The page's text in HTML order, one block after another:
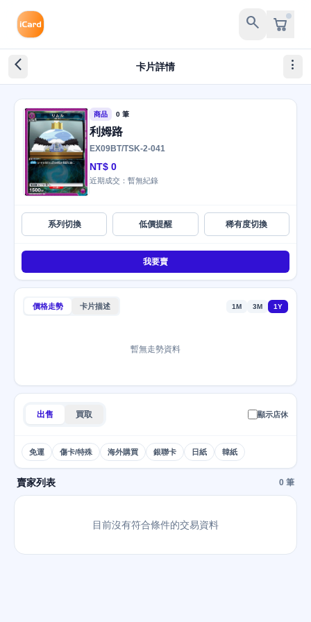
search
arrow_back_ios_new 卡片詳情 more_vert
商品 0 筆
利姆路
EX09BT/TSK-2-041
NT$ 0
近期成交：暫無紀錄
系列切換 低價提醒 稀有度切換
我要賣
價格走勢 卡片描述 1M 3M 1Y
暫無走勢資料
出售 買取 顯示店休
免運 傷卡/特殊 海外購買 銀聯卡 日紙 韓紙
賣家列表 0 筆
目前沒有符合條件的交易資料